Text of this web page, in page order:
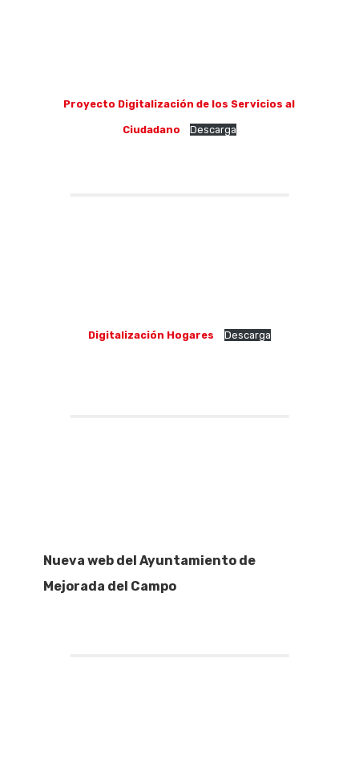
Proyecto Digitalización de los Servicios al
Ciudadano Descarga
Digitalización Hogares Descarga
Nueva web del Ayuntamiento de
Mejorada del Campo